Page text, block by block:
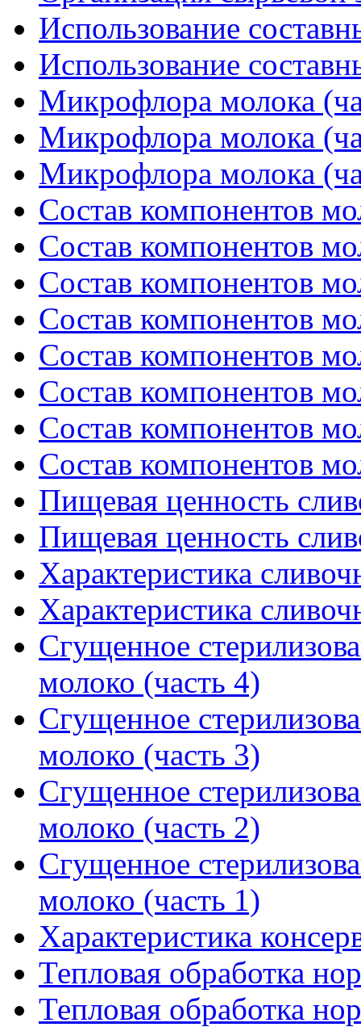
Использование
Использование
Микрофлора молока
Микрофлора молока
Микрофлора молока
Состав компонентов
Состав компонентов
Состав компонентов
Состав компонентов
Состав компонентов
Состав компонентов
Состав компонентов
Состав компонентов
Пищевая ценность
Пищевая ценность
Характеристика
Характеристика
Сгущенное
молоко (часть 4)
Сгущенное
молоко (часть 3)
Сгущенное
молоко (часть 2)
Сгущенное
молоко (часть 1)
Характеристика
Тепловая обработка
Тепловая обработка